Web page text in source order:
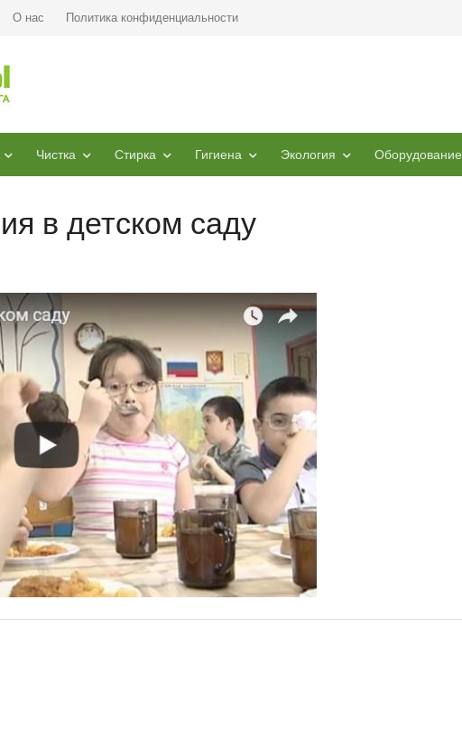
О нас Политика конфиденциальности
Чистка Стирка Гигиена Экология Оборудование
в детском саду